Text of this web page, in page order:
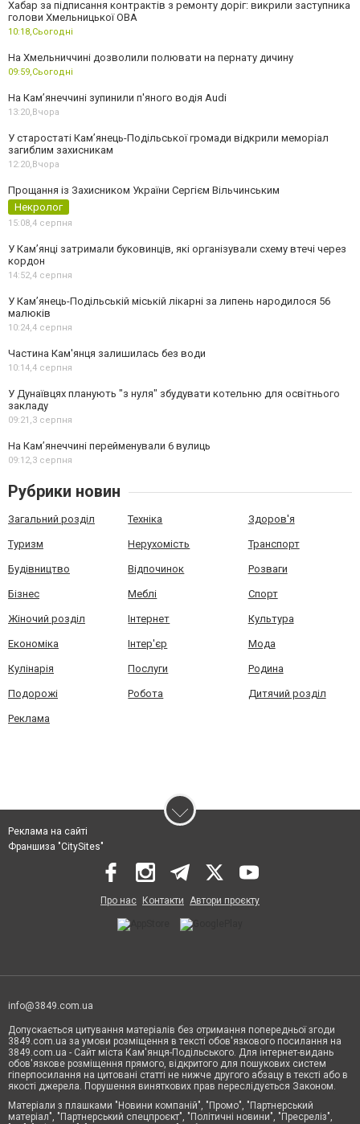
Хабар за підписання контрактів з ремонту доріг: викрили заступника
голови Хмельницької ОВА
10:18,Сьогодні
На Хмельниччині дозволили полювати на пернату дичину
09:59,Сьогодні
На Камʼянеччині зупинили п'яного водія Audi
13:20,Вчора
У старостаті Кам’янець-Подільської громади відкрили меморіал
загиблим захисникам
12:20,Вчора
Прощання із Захисником України Сергієм Вільчинським
Некролог
15:08,4 серпня
У Кам’янці затримали буковинців, які організували схему втечі через
кордон
14:52,4 серпня
У Кам’янець-Подільській міській лікарні за липень народилося 56
малюків
10:24,4 серпня
Частина Кам'янця залишилась без води
10:14,4 серпня
У Дунаївцях планують "з нуля" збудувати котельню для освітнього
закладу
09:21,3 серпня
На Камʼянеччині перейменували 6 вулиць
09:12,3 серпня
Рубрики новин
Загальний розділ Техніка Здоров'я
Туризм Нерухомість Транспорт
Будівництво Відпочинок Розваги
Бізнес Меблі Спорт
Жіночий розділ Інтернет Культура
Економіка Інтер'єр Мода
Кулінарія Послуги Родина
Подорожі Робота Дитячий розділ
Реклама
Реклама на сайті
Франшиза "CitySites"
Про нас Контакти Автори проєкту
info@3849.com.ua
Допускається цитування матеріалів без отримання попередньої згоди
3849.com.ua за умови розміщення в тексті обов'язкового посилання на
3849.com.ua - Сайт міста Кам'янця-Подільського. Для інтернет-видань
обов'язкове розміщення прямого, відкритого для пошукових систем
гіперпосилання на цитовані статті не нижче другого абзацу в тексті або в
якості джерела. Порушення виняткових прав переслідується Законом.
Матеріали з плашками "Новини компаній", "Промо", "Партнерський
матеріал", "Партнерський спецпроєкт", "Політичні новини", "Пресреліз",